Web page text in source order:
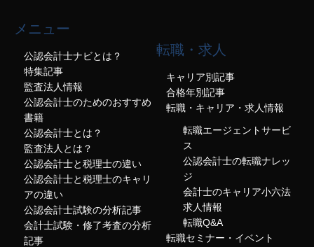
メニュー
公認会計士ナビとは？
特集記事
監査法人情報
公認会計士のためのおすすめ
書籍
公認会計士とは？
監査法人とは？
公認会計士と税理士の違い
公認会計士と税理士のキャリ
アの違い
公認会計士試験の分析記事
会計士試験・修了考査の分析
記事
転職・求人
キャリア別記事
合格年別記事
転職・キャリア・求人情報
転職エージェントサービ
ス
公認会計士の転職ナレッ
ジ
会計士のキャリア小六法
求人情報
転職Q&A
転職セミナー・イベント